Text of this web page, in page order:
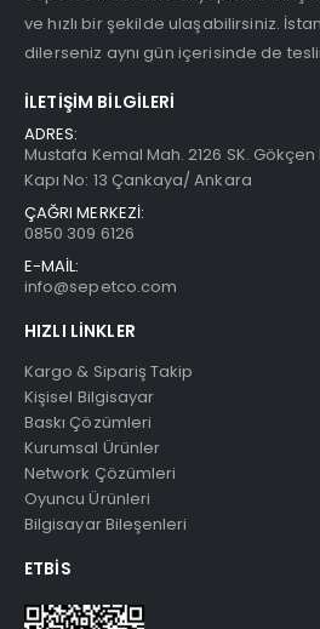
ve hızlı bir şekilde ulaşabilirsiniz.
dilerseniz aynı gün içerisinde de
İLETIŞIM BILGILERI
ADRES:
Mustafa Kemal Mah. 2126 SK.
Kapı No: 13 Çankaya/ Ankara
ÇAĞRI MERKEZİ:
0850 309 6126
E-MAİL:
info@sepetco.com
HIZLI LINKLER
Kargo & Sipariş Takip
Kişisel Bilgisayar
Baskı Çözümleri
Kurumsal Ürünler
Network Çözümleri
Oyuncu Ürünleri
Bilgisayar Bileşenleri
ETBIS